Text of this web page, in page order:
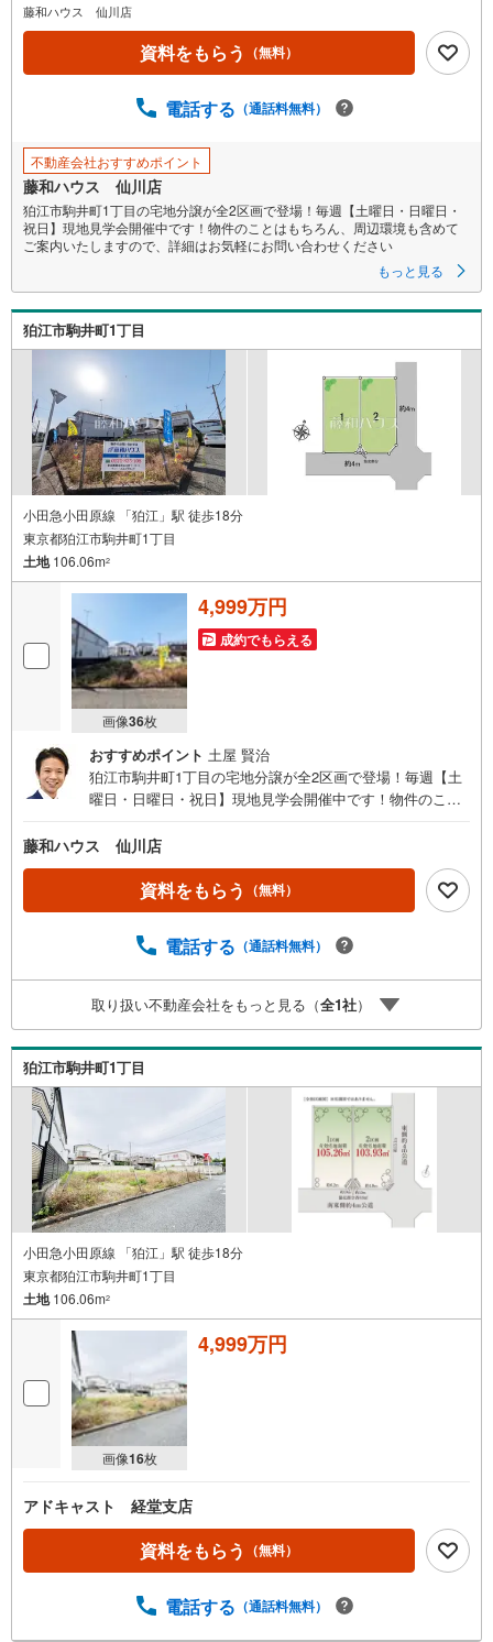
藤和ハウス 仙川店
資料をもらう （無料）
電話する （通話料無料）
不動産会社おすすめポイント
藤和ハウス 仙川店
狛江市駒井町1丁目の宅地分譲が全2区画で登場！毎週【土曜日・日曜日・
祝日】現地見学会開催中です！物件のことはもちろん、周辺環境も含めて
ご案内いたしますので、詳細はお気軽にお問い合わせください
もっと見る
狛江市駒井町1丁目
小田急小田原線 「狛江」駅 徒歩18分
東京都狛江市駒井町1丁目
土地106.06m2
画像36枚
4,999万円
成約でもらえる
おすすめポイント 土屋 賢治
狛江市駒井町1丁目の宅地分譲が全2区画で登場！毎週【土
曜日・日曜日・祝日】現地見学会開催中です！物件のこと
細はお気軽にお問い合わせください
藤和ハウス 仙川店
資料をもらう （無料）
電話する （通話料無料）
取り扱い不動産会社をもっと見る（全1社）
狛江市駒井町1丁目
小田急小田原線 「狛江」駅 徒歩18分
東京都狛江市駒井町1丁目
土地106.06m2
画像16枚
4,999万円
アドキャスト 経堂支店
資料をもらう （無料）
電話する （通話料無料）